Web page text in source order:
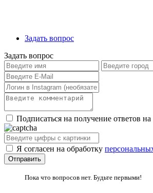
Задать вопрос
Задать вопрос
Подписаться на получение ответов на
Я согласен на обработку
Пока что вопросов нет. Будьте первыми!